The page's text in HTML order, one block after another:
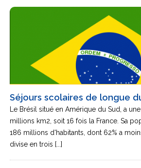
Séjours scolaires de longue
Le Brésil situé en Amérique du Sud, a
millions km2, soit 16 fois la France. Sa
186 millions d'habitants, dont 62% a
divise en trois [...]